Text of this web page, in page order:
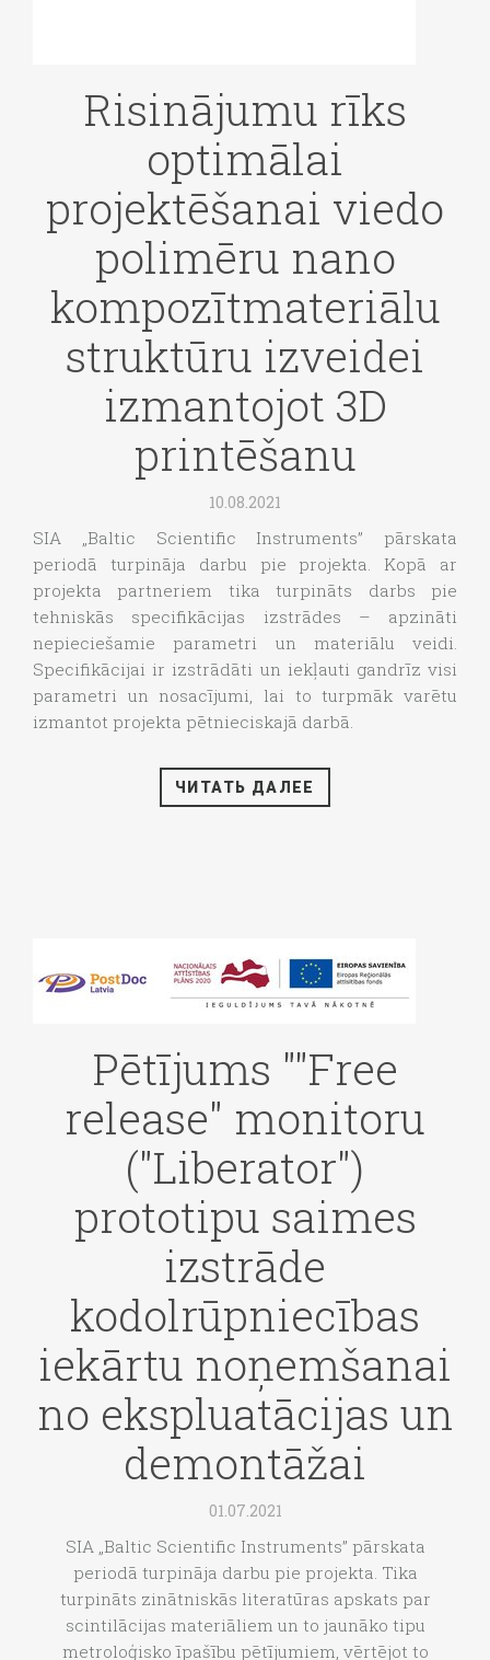
Risinājumu rīks
optimālai
projektēšanai viedo
polimēru nano
kompozītmateriālu
struktūru izveidei
izmantojot 3D
printēšanu
10.08.2021
SIA „Baltic Scientific Instruments” pārskata
periodā turpināja darbu pie projekta. Kopā ar
projekta partneriem tika turpināts darbs pie
tehniskās specifikācijas izstrādes – apzināti
nepieciešamie parametri un materiālu veidi.
Specifikācijai ir izstrādāti un iekļauti gandrīz visi
parametri un nosacījumi, lai to turpmāk varētu
izmantot projekta pētnieciskajā darbā.
ЧИТАТЬ ДАЛЕЕ
Pētījums ""Free
release" monitoru
("Liberator")
prototipu saimes
izstrāde
kodolrūpniecības
iekārtu noņemšanai
no ekspluatācijas un
demontāžai
01.07.2021
SIA „Baltic Scientific Instruments” pārskata
periodā turpināja darbu pie projekta. Tika
turpināts zinātniskās literatūras apskats par
scintilācijas materiāliem un to jaunāko tipu
metroloģisko īpašību pētījumiem, vērtējot to